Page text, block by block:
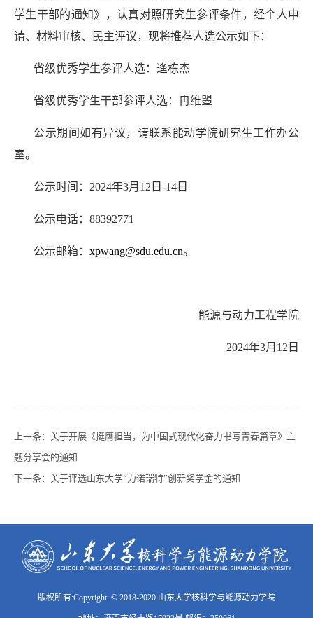
学生干部的通知》，认真对照研究生参评条件，经个人申
请、材料审核、民主评议，现将推荐人选公示如下：
省级优秀学生参评人选：逄栋杰
省级优秀学生干部参评人选：冉维曌
公示期间如有异议，请联系能动学院研究生工作办公
室。
公示时间： 2024年3月 12 日 -14 日
公示电话： 88392771
公示邮箱： xpwang@sdu.edu.cn。
能源与动力工程学院
2024年3月 12 日
上一条： 关于开展《挺膺担当，为中国式现代化奋力书写青春篇章》主
题分享会的通知
下一条： 关于评选山东大学“力诺瑞特”创新奖学金的通知
版权所有:Copyright © 2018-2020 山东大学核科学与能源动力学院